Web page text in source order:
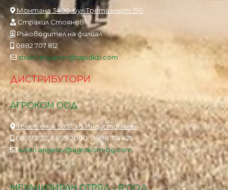
Монтана 3400, бул.Трети март 190
Страхил Стоянов
Ръководител на филиал
0882 707 812
strahil.stoyanov@rapidkb.com
ДИСТРИБУТОРИ
АГРОКОМ ООД
Тръстеник 5857, кв.Индустриален
06551 2152, 06551 2000, 0888 314 421
svilen.angelov@agrokom-bg.com
МЕХАНИЗИРАН ОТРЯД – Я ООД